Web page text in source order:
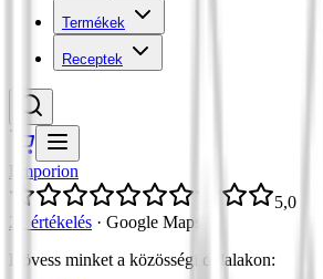
Termékek
Receptek
Emporion
5,0
21 értékelés · Google Maps
Kövess minket a közösségi oldalakon: